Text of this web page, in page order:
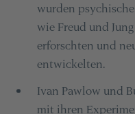
wurden
wie Freud und
erforschten und
entwickelten.
Ivan Pawlow und
mit ihren